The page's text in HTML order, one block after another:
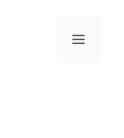
Menu